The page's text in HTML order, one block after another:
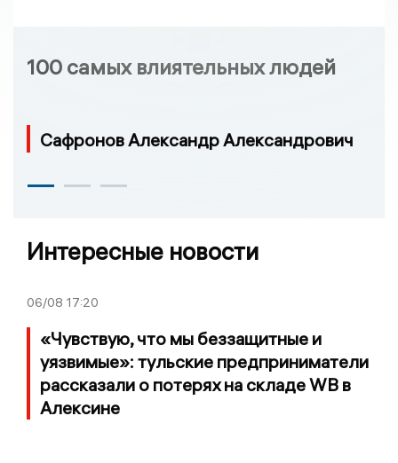
100 самых влиятельных людей
Сафронов Александр Александрович
Интересные новости
06/08 17:20
«Чувствую, что мы беззащитные и
уязвимые»: тульские предприниматели
рассказали о потерях на складе WB в
Алексине